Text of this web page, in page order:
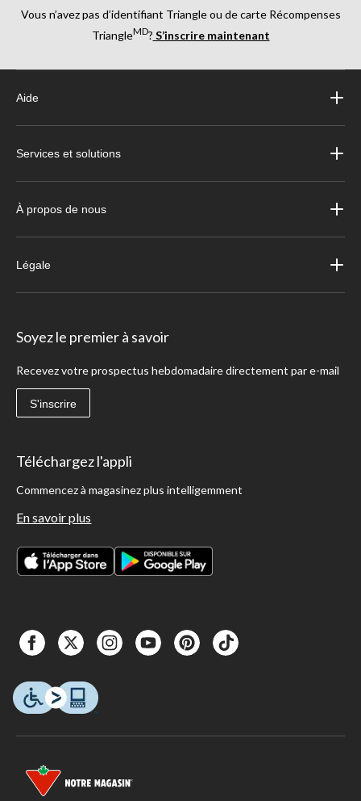
Vous n’avez pas d’identifiant Triangle ou de carte Récompenses
TriangleMD? S’inscrire maintenant
Aide
Services et solutions
À propos de nous
Légale
Soyez le premier à savoir
Recevez votre prospectus hebdomadaire directement par e-mail
S'inscrire
Téléchargez l'appli
Commencez à magasinez plus intelligemment
En savoir plus